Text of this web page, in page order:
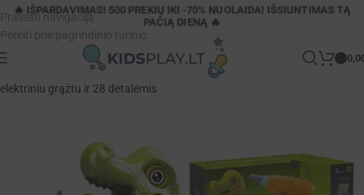
Praleisti navigaciją
Pereiti prie pagrindinio turinio
🔥 IŠPARDAVIMAS! 500 PREKIŲ IKI -70% NUOLAIDA! IŠSIUNTIMAS TĄ
PAČIĄ DIENĄ 🔥
Parduotuvė
Woopie „Brachiozauras“ – konstruktorius su
elektriniu grąžtu ir 28 detalėmis